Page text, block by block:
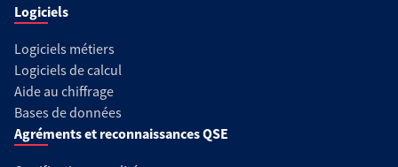
Logiciels
Logiciels métiers
Logiciels de calcul
Aide au chiffrage
Bases de données
Agréments et reconnaissances QSE